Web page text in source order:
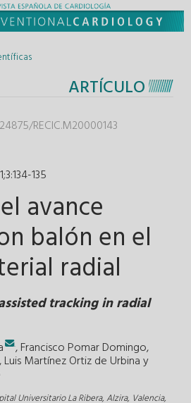
ARTÍCULO
RECIC.M20000143
:134-135
avance
balón en el
radial
tracking in radial
.,Francisco Pomar Domingo,
,Luis Martínez Ortiz de Urbinay
Universitario La Ribera, Alzira, Valencia,